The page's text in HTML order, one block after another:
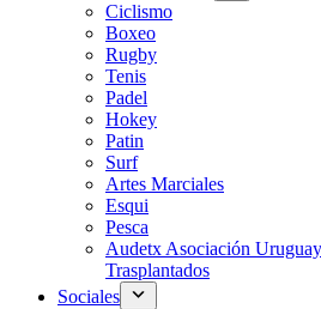
Ciclismo
Boxeo
Rugby
Tenis
Padel
Hokey
Patin
Surf
Artes Marciales
Esqui
Pesca
Audetx Asociación
Trasplantados
Sociales